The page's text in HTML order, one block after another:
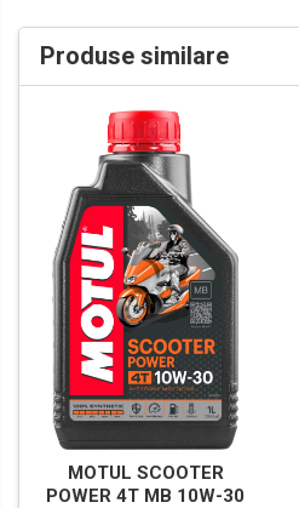
Produse similare
MOTUL SCOOTER
POWER 4T MB 10W-30